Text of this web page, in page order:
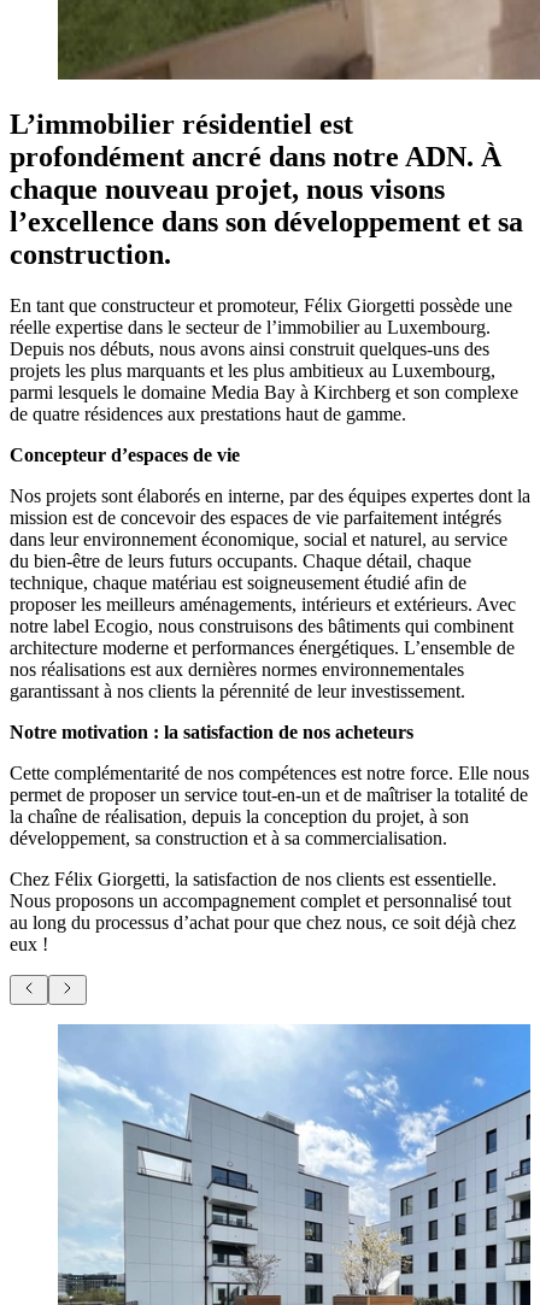
L’immobilier résidentiel est
profondément ancré dans notre ADN. À
chaque nouveau projet, nous visons
l’excellence dans son développement et sa
construction.
En tant que constructeur et promoteur, Félix Giorgetti possède une
réelle expertise dans le secteur de l’immobilier au Luxembourg.
Depuis nos débuts, nous avons ainsi construit quelques-uns des
projets les plus marquants et les plus ambitieux au Luxembourg,
parmi lesquels le domaine Media Bay à Kirchberg et son complexe
de quatre résidences aux prestations haut de gamme.
Concepteur d’espaces de vie
Nos projets sont élaborés en interne, par des équipes expertes dont la
mission est de concevoir des espaces de vie parfaitement intégrés
dans leur environnement économique, social et naturel, au service
du bien-être de leurs futurs occupants. Chaque détail, chaque
technique, chaque matériau est soigneusement étudié afin de
proposer les meilleurs aménagements, intérieurs et extérieurs. Avec
notre label Ecogio, nous construisons des bâtiments qui combinent
architecture moderne et performances énergétiques. L’ensemble de
nos réalisations est aux dernières normes environnementales
garantissant à nos clients la pérennité de leur investissement.
Notre motivation : la satisfaction de nos acheteurs
Cette complémentarité de nos compétences est notre force. Elle nous
permet de proposer un service tout-en-un et de maîtriser la totalité de
la chaîne de réalisation, depuis la conception du projet, à son
développement, sa construction et à sa commercialisation.
Chez Félix Giorgetti, la satisfaction de nos clients est essentielle.
Nous proposons un accompagnement complet et personnalisé tout
au long du processus d’achat pour que chez nous, ce soit déjà chez
eux !